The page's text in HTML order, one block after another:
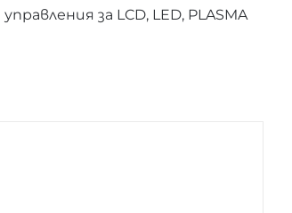
за LCD, LED, PLASMA